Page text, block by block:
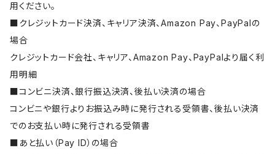
用ください。
■クレジットカード決済、キャリア決済、Amazon Pay、PayPalの
場合
クレジットカード会社、キャリア、Amazon Pay、PayPalより届く利
用明細
■コンビニ決済、銀行振込決済、後払い決済の場合
コンビニや銀行よりお振込み時に発行される受領書、後払い決済
でのお支払い時に発行される受領書
■あと払い（Pay ID）の場合